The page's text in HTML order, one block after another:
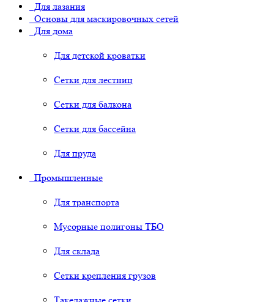
Для лазания
Основы для маскировочных сетей
Для дома
Для детской кроватки
Сетки для лестниц
Сетки для балкона
Сетки для бассейна
Для пруда
Промышленные
Для транспорта
Мусорные полигоны ТБО
Для склада
Сетки крепления грузов